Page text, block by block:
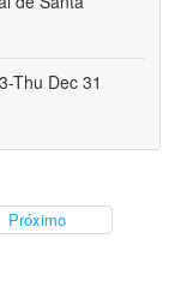
Thu Dec 31
Próximo